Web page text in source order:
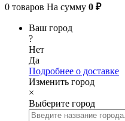
0 товаров На сумму 0 ₽
Ваш город
?
Нет
Да
Подробнее о доставке
Изменить город
×
Выберите город